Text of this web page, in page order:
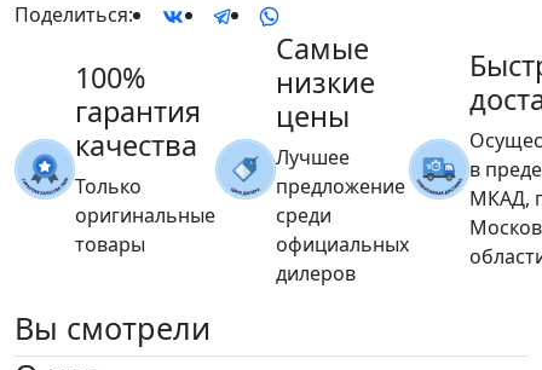
Поделиться:
100%
гарантия
качества
Только
оригинальные
товары
Самые
низкие
цены
Лучшее
предложение
среди
официальных
дилеров
в
МКАД,
Вы смотрели